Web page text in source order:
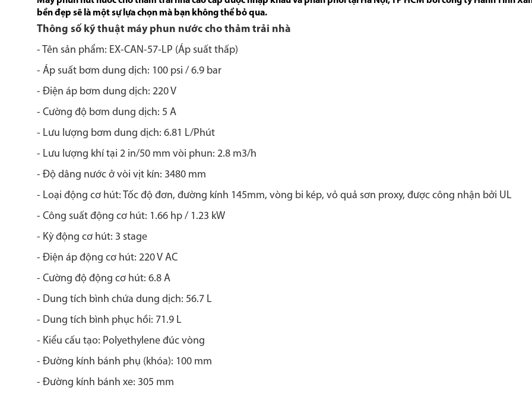
bền đẹp sẽ là một sự lựa chọn mà bạn không thể bỏ qua.
Thông số kỹ thuật máy phun nước cho thảm trải nhà
- Tên sản phẩm: EX-CAN-57-LP (Áp suất thấp)
- Áp suất bơm dung dịch: 100 psi / 6.9 bar
- Điện áp bơm dung dịch: 220 V
- Cường độ bơm dung dịch: 5 A
- Lưu lượng bơm dung dịch: 6.81 L/Phút
- Lưu lượng khí tại 2 in/50 mm vòi phun: 2.8 m3/h
- Độ dâng nước ở vòi vịt kín: 3480 mm
- Loại động cơ hút: Tốc độ đơn, đường kính 145mm, vòng bi kép, vỏ quả sơn proxy, được công nhận bởi UL
- Công suất động cơ hút: 1.66 hp / 1.23 kW
- Kỳ động cơ hút: 3 stage
- Điện áp động cơ hút: 220 V AC
- Cường độ động cơ hút: 6.8 A
- Dung tích bình chứa dung dịch: 56.7 L
- Dung tích bình phục hồi: 71.9 L
- Kiểu cấu tạo: Polyethylene đúc vòng
- Đường kính bánh phụ (khóa): 100 mm
- Đường kính bánh xe: 305 mm